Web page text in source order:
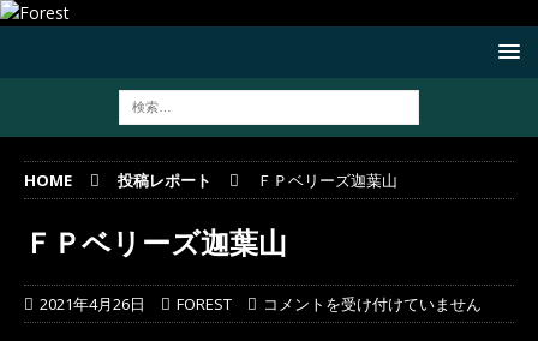
HOME 投稿レポート ＦＰベリーズ迦葉山
ＦＰベリーズ迦葉山
2021年4月26日 FOREST コメントを受け付けていません